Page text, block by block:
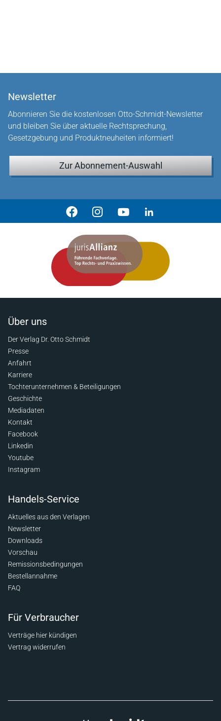
Newsletter
Abonnieren Sie die kostenlosen Otto-Schmidt-Newsletter
und bleiben Sie über aktuelle Rechtsprechung,
Gesetzgebung und Produktneuheiten informiert!
Zur Abonnement-Auswahl
Über uns
Der Verlag Dr. Otto Schmidt
Presse
Anfahrt
Karriere
Tochterunternehmen & Beteiligungen
Geschichte
Mediadaten
Kontakt
Facebook
Linkedin
Youtube
Instagram
Handels-Service
Aktuelles aus den Verlagen
Newsletter
Downloads
Vorschau
Remissionsbedingungen
Bestellannahme
FAQ
Für Verbraucher
Verträge hier kündigen
Vertrag widerrufen